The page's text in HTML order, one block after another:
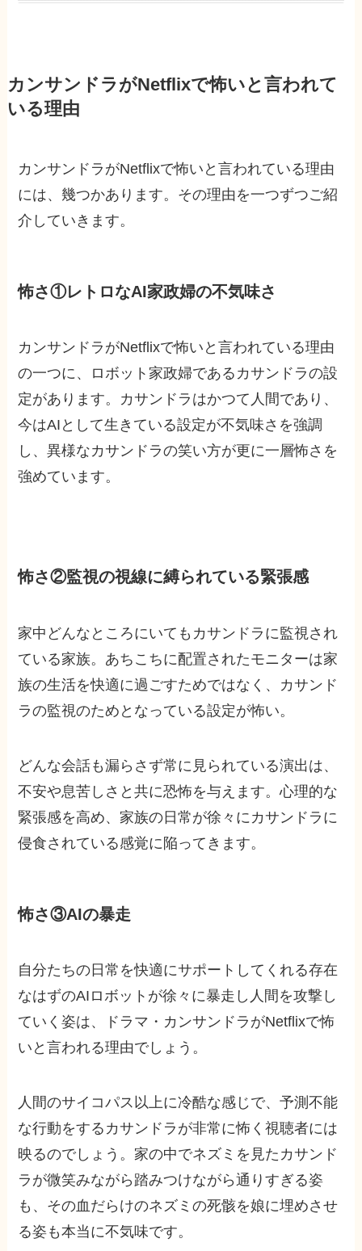
カンサンドラがNetflixで怖いと言われて
いる理由
カンサンドラがNetflixで怖いと言われている理由
には、幾つかあります。その理由を一つずつご紹
介していきます。
怖さ①レトロなAI家政婦の不気味さ
カンサンドラがNetflixで怖いと言われている理由
の一つに、ロボット家政婦であるカサンドラの設
定があります。カサンドラはかつて人間であり、
今はAIとして生きている設定が不気味さを強調
し、異様なカサンドラの笑い方が更に一層怖さを
強めています。
怖さ②監視の視線に縛られている緊張感
家中どんなところにいてもカサンドラに監視され
ている家族。あちこちに配置されたモニターは家
族の生活を快適に過ごすためではなく、カサンド
ラの監視のためとなっている設定が怖い。
どんな会話も漏らさず常に見られている演出は、
不安や息苦しさと共に恐怖を与えます。心理的な
緊張感を高め、家族の日常が徐々にカサンドラに
侵食されている感覚に陥ってきます。
怖さ③AIの暴走
自分たちの日常を快適にサポートしてくれる存在
なはずのAIロボットが徐々に暴走し人間を攻撃し
ていく姿は、ドラマ・カンサンドラがNetflixで怖
いと言われる理由でしょう。
人間のサイコパス以上に冷酷な感じで、予測不能
な行動をするカサンドラが非常に怖く視聴者には
映るのでしょう。家の中でネズミを見たカサンド
ラが微笑みながら踏みつけながら通りすぎる姿
も、その血だらけのネズミの死骸を娘に埋めさせ
る姿も本当に不気味です。